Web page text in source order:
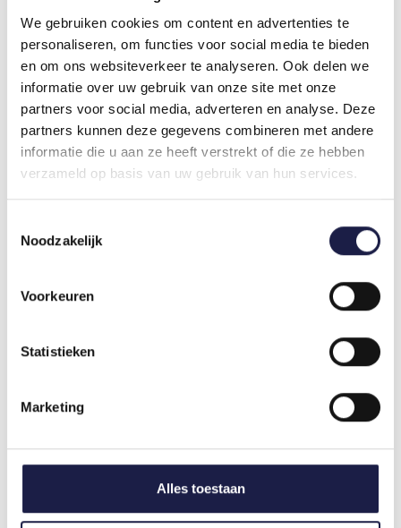
We gebruiken cookies om content en advertenties te
personaliseren, om functies voor social media te bieden
en om ons websiteverkeer te analyseren. Ook delen we
informatie over uw gebruik van onze site met onze
partners voor social media, adverteren en analyse. Deze
partners kunnen deze gegevens combineren met andere
informatie die u aan ze heeft verstrekt of die ze hebben
verzameld op basis van uw gebruik van hun services.
Noodzakelijk
Voorkeuren
Statistieken
Marketing
Alles toestaan
geben Sie Ihre Daten an. Die Apotheke liefert
Ihnen das Arzneimittel anschließend nach Prüfung
der Richtigkeit des Rezepts.
WIR AKZEPTIEREN REZEPTE AUS DEM
GANZEN EU-BEREICH
Dieses Produkt ist in zwei verschiedenen Menge
erhältlich, wählen Sie bitte die Menge rechts oben
aus.
VERSAND NACH DEUTSCHLAND ODER
Aus rechtlichen darf die Apotheke keine
Kunden außerhalb der Niederlande verschicken. Es
gibt aber eine gute Lösung, indem Sie einen Boten
beauftragen, Ihre Tiermedikamente abzuholen.
Lesen Sie bitte dazu diese
Meloxidyl ist eine Suspension für Katzen und
entzündungshemmende und fiebersenkende
von leichten bis mäßigen postoperativen